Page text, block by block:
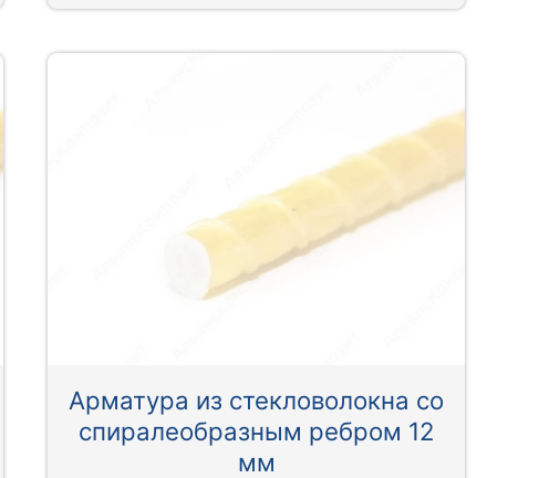
Арматура из стекловолокна со
спиралеобразным ребром 12
мм